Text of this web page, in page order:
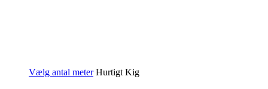
Vælg antal meter Hurtigt Kig